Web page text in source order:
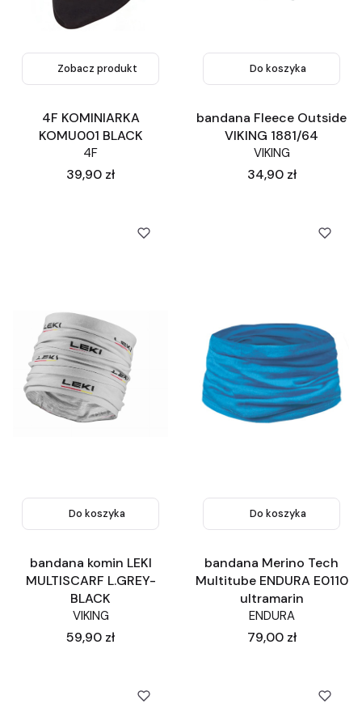
Zobacz produkt
4F KOMINIARKA
KOMU001 BLACK
4F
Cena
39,90 zł
Do koszyka
bandana Fleece Outside
VIKING 1881/64
VIKING
Cena
34,90 zł
Do koszyka
bandana komin LEKI
MULTISCARF L.GREY-
BLACK
VIKING
Cena
59,90 zł
Do koszyka
bandana Merino Tech
Multitube ENDURA E0110
ultramarin
ENDURA
Cena
79,00 zł